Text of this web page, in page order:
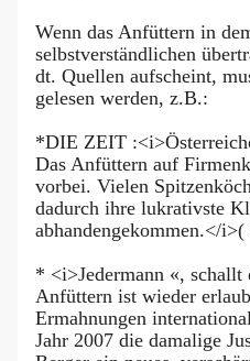
Wenn das Anfüttern in
selbstverständlichen
dt. Quellen aufscheint,
gelesen werden, z.B.:
*DIE ZEIT
Das Anfüttern auf
vorbei. Vielen
dadurch ihre lukrativste
abhandengekommen.</
* <i>Jedermann «, schallt
Anfüttern ist wieder
Ermahnungen
Jahr 2007 die damalige